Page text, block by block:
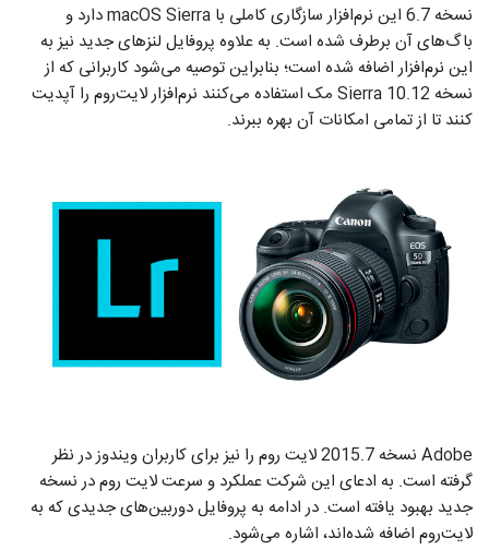
نسخه 6.7 این نرم‌افزار سازگاری کاملی با macOS Sierra دارد و
باگ‌های آن برطرف شده است. به علاوه پروفایل لنزهای جدید نیز به
این نرم‌افزار اضافه شده است؛ بنابراین توصیه می‌شود کاربرانی که از
نسخه 10.12 Sierra مک استفاده می‌کنند نرم‌افزار لایت‌روم را آپدیت
کنند تا از تمامی امکانات آن بهره ببرند.
Adobe نسخه 2015.7 لایت روم را نیز برای کاربران ویندوز در نظر
گرفته است. به ادعای این شرکت عملکرد و سرعت لایت روم در نسخه
جدید بهبود یافته است. در ادامه به پروفایل دوربین‌های جدیدی که به
لایت‌روم اضافه شده‌اند، اشاره می‌شود.